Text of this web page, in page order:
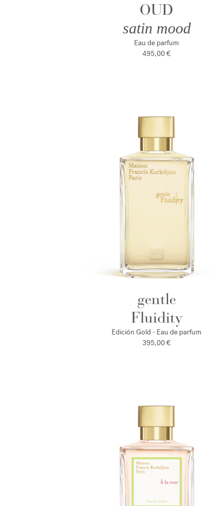
OUD
satin mood
Eau de parfum
495,00 €
gentle
Fluidity
Edición Gold - Eau de parfum
395,00 €